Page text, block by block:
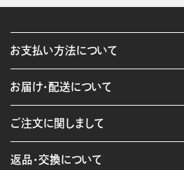
お支払い方法について
お届け・配送について
ご注文に関しまして
返品・交換について